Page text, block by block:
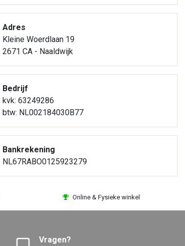
Adres
Kleine Woerdlaan 19
2671 CA - Naaldwijk
Bedrijf
kvk: 63249286
btw: NL002184030B77
Bankrekening
NL67RABO0125923279
Online & Fysieke winkel
Vragen?